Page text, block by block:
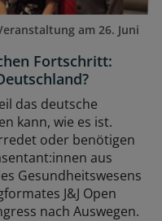
am 26. Juni
Fortschritt:
das deutsche
kann, wie es ist.
oder benötigen
aus
Gesundheitswesens
J&J Open
nach Auswegen.